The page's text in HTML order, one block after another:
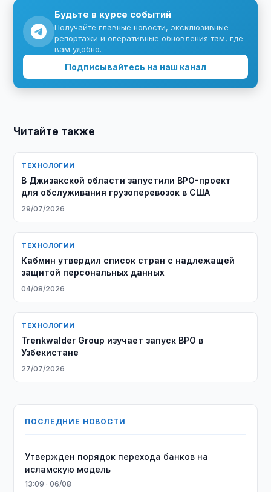
Будьте в курсе событий
Получайте главные новости, эксклюзивные
репортажи и оперативные обновления там, где
вам удобно.
Подписывайтесь на наш канал
Читайте также
ТЕХНОЛОГИИ
В Джизакской области запустили BPO-проект
для обслуживания грузоперевозок в США
29/07/2026
ТЕХНОЛОГИИ
Кабмин утвердил список стран с надлежащей
защитой персональных данных
04/08/2026
ТЕХНОЛОГИИ
Trenkwalder Group изучает запуск BPO в
Узбекистане
27/07/2026
ПОСЛЕДНИЕ НОВОСТИ
Утвержден порядок перехода банков на
исламскую модель
13:09 · 06/08